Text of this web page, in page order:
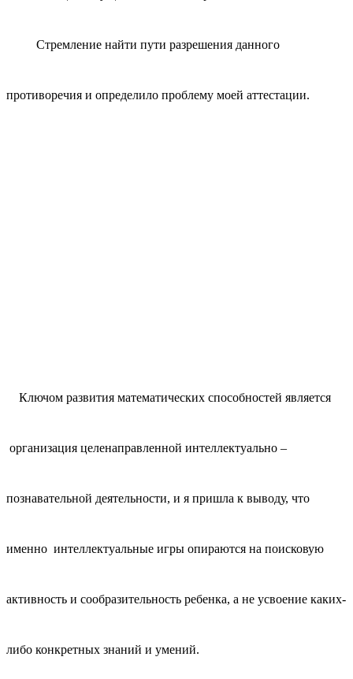
Стремление найти пути разрешения данного
противоречия и определило проблему моей аттестации.
Ключом развития математических способностей является
организация целенаправленной интеллектуально –
познавательной деятельности, и я пришла к выводу, что
именно интеллектуальные игры опираются на поисковую
активность и сообразительность ребенка, а не усвоение каких-
либо конкретных знаний и умений.